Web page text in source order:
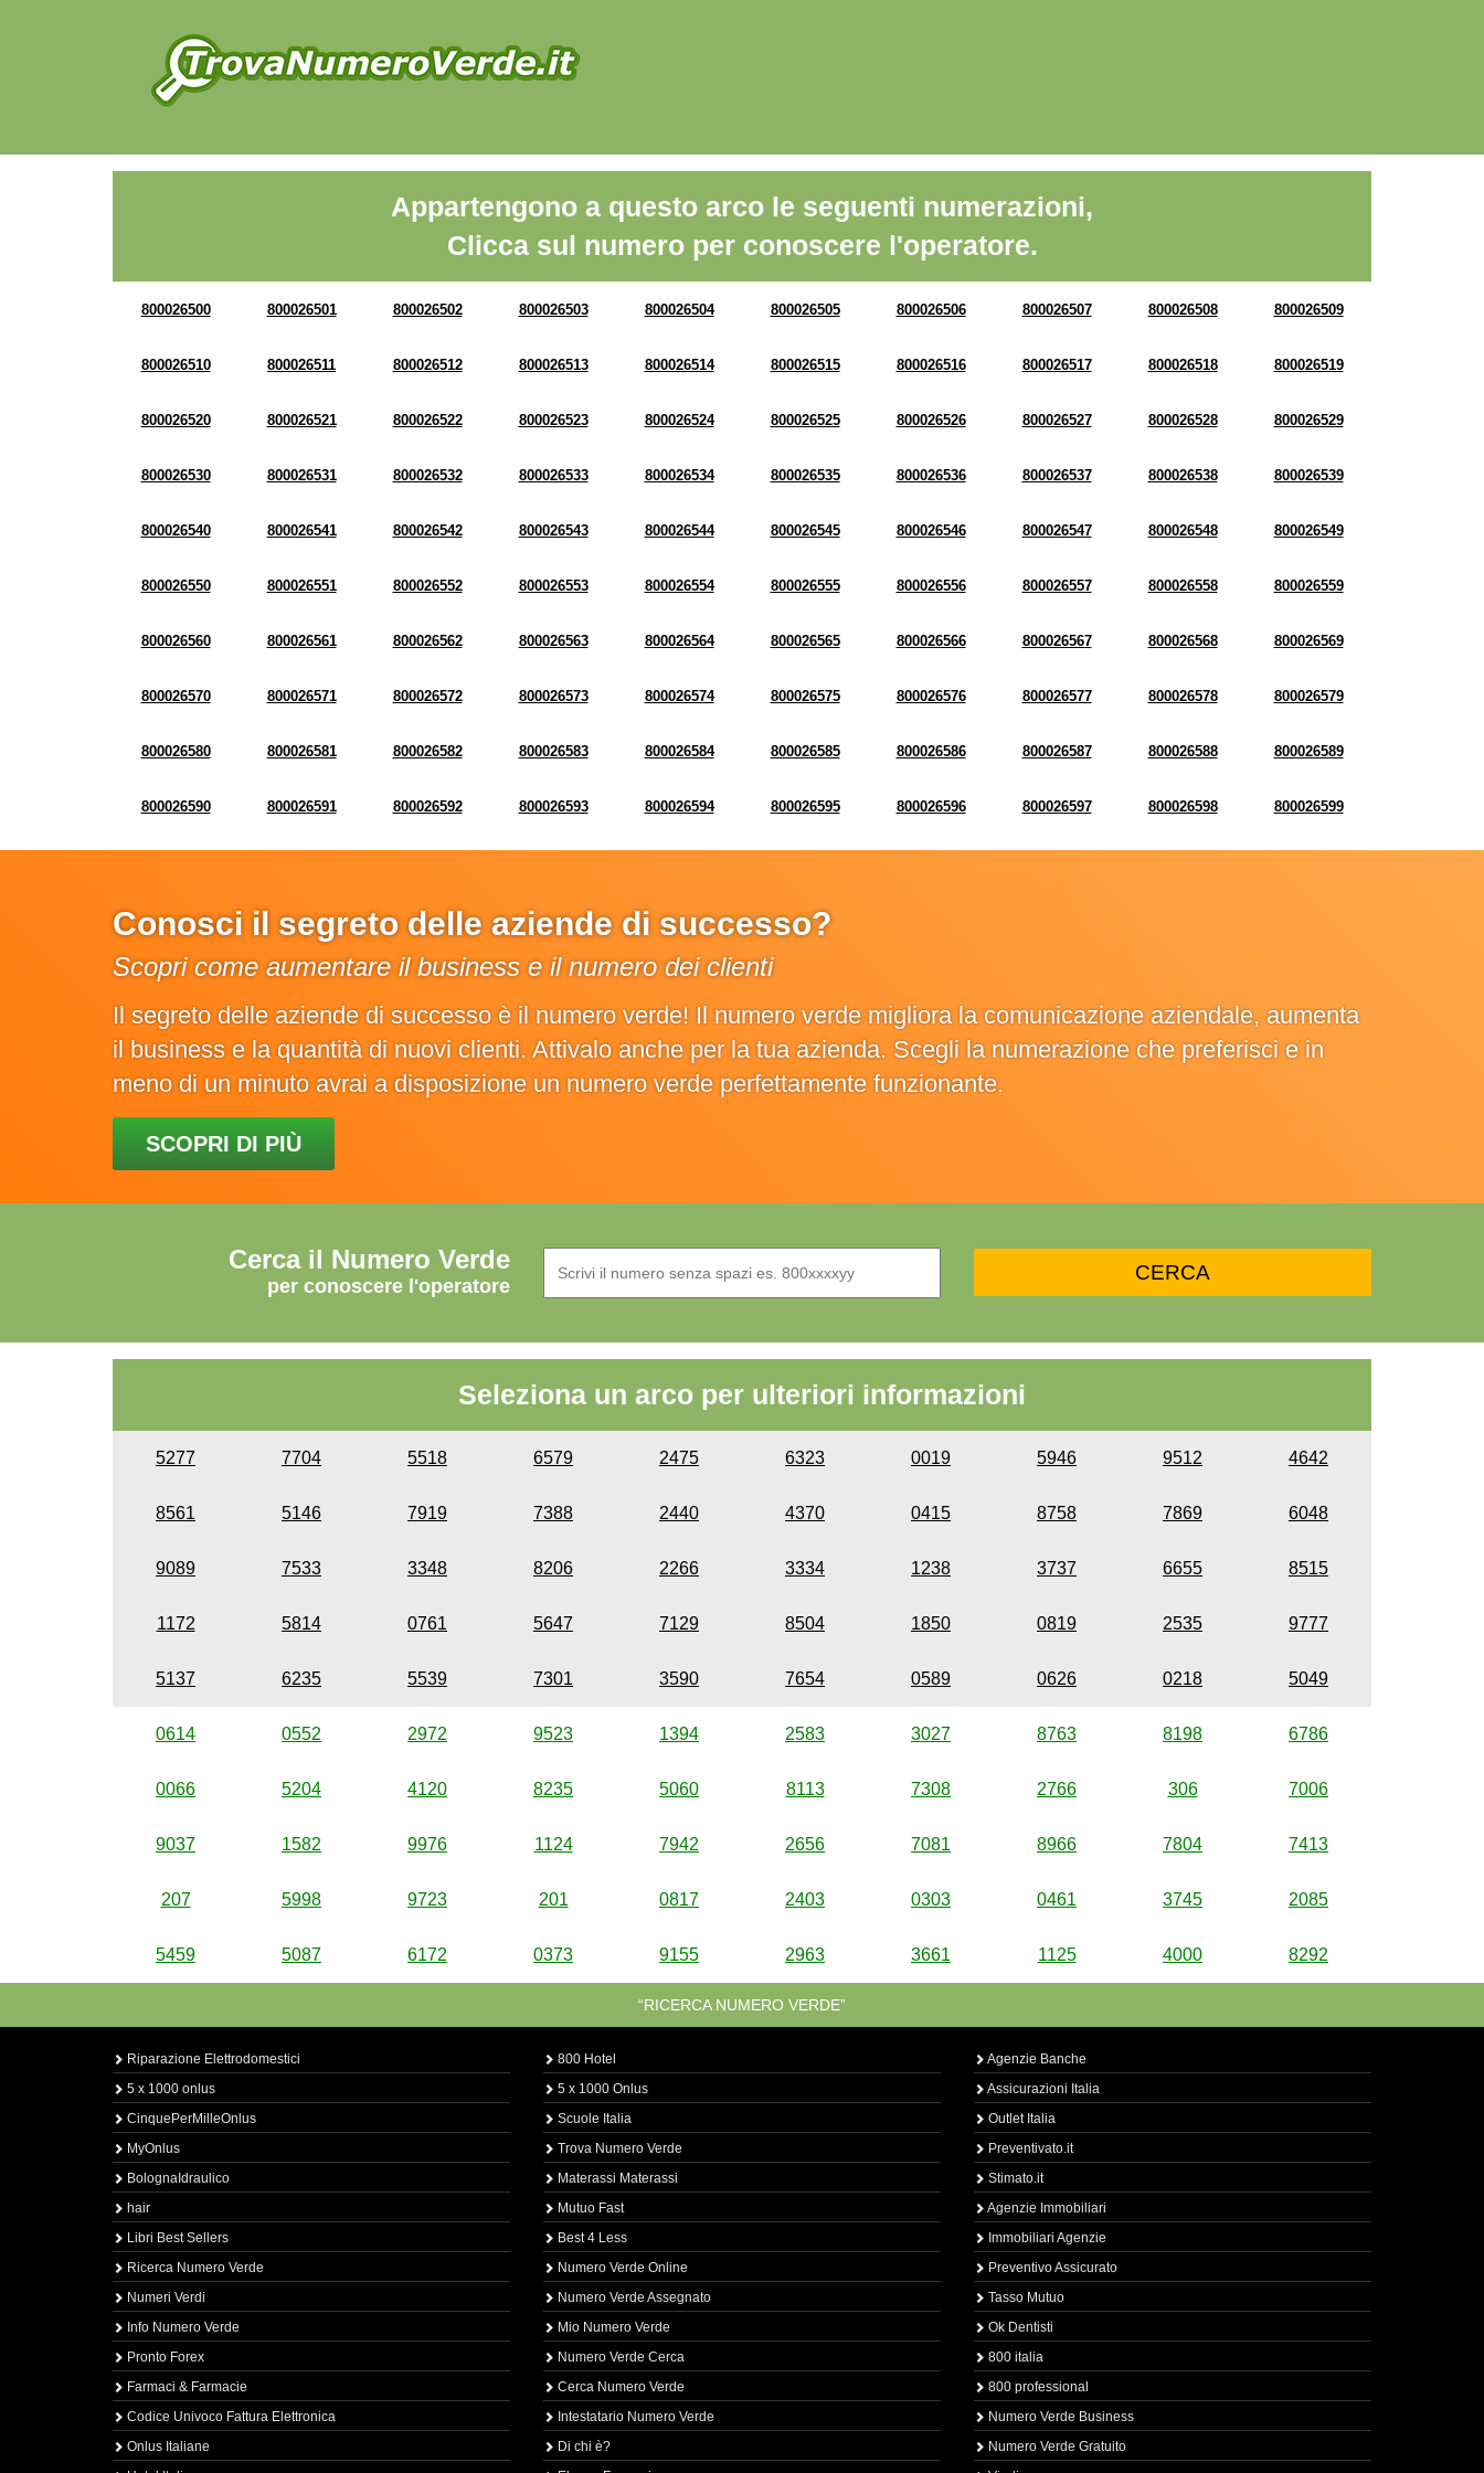
Appartengono a questo arco le seguenti numerazioni,
Clicca sul numero per conoscere l'operatore.
800026500 800026501 800026502 800026503 800026504 800026505 800026506 800026507 800026508 800026509
800026510 800026511 800026512 800026513 800026514 800026515 800026516 800026517 800026518 800026519
800026520 800026521 800026522 800026523 800026524 800026525 800026526 800026527 800026528 800026529
800026530 800026531 800026532 800026533 800026534 800026535 800026536 800026537 800026538 800026539
800026540 800026541 800026542 800026543 800026544 800026545 800026546 800026547 800026548 800026549
800026550 800026551 800026552 800026553 800026554 800026555 800026556 800026557 800026558 800026559
800026560 800026561 800026562 800026563 800026564 800026565 800026566 800026567 800026568 800026569
800026570 800026571 800026572 800026573 800026574 800026575 800026576 800026577 800026578 800026579
800026580 800026581 800026582 800026583 800026584 800026585 800026586 800026587 800026588 800026589
800026590 800026591 800026592 800026593 800026594 800026595 800026596 800026597 800026598 800026599
Conosci il segreto delle aziende di successo?
Scopri come aumentare il business e il numero dei clienti
Il segreto delle aziende di successo è il numero verde! Il numero verde migliora la comunicazione aziendale, aumenta
il business e la quantità di nuovi clienti. Attivalo anche per la tua azienda. Scegli la numerazione che preferisci e in
meno di un minuto avrai a disposizione un numero verde perfettamente funzionante.
SCOPRI DI PIÙ
Cerca il Numero Verde
per conoscere l'operatore
Seleziona un arco per ulteriori informazioni
5277 7704 5518 6579 2475 6323 0019 5946 9512 4642
8561 5146 7919 7388 2440 4370 0415 8758 7869 6048
9089 7533 3348 8206 2266 3334 1238 3737 6655 8515
1172 5814 0761 5647 7129 8504 1850 0819 2535 9777
5137 6235 5539 7301 3590 7654 0589 0626 0218 5049
0614 0552 2972 9523 1394 2583 3027 8763 8198 6786
0066 5204 4120 8235 5060 8113 7308 2766 306 7006
9037 1582 9976 1124 7942 2656 7081 8966 7804 7413
207 5998 9723 201 0817 2403 0303 0461 3745 2085
5459 5087 6172 0373 9155 2963 3661 1125 4000 8292
“RICERCA NUMERO VERDE”
Riparazione Elettrodomestici
5 x 1000 onlus
CinquePerMilleOnlus
MyOnlus
BolognaIdraulico
hair
Libri Best Sellers
Ricerca Numero Verde
Numeri Verdi
Info Numero Verde
Pronto Forex
Farmaci & Farmacie
Codice Univoco Fattura Elettronica
Onlus Italiane
800 Hotel
5 x 1000 Onlus
Scuole Italia
Trova Numero Verde
Materassi Materassi
Mutuo Fast
Best 4 Less
Numero Verde Online
Numero Verde Assegnato
Mio Numero Verde
Numero Verde Cerca
Cerca Numero Verde
Intestatario Numero Verde
Di chi è?
Agenzie Banche
Assicurazioni Italia
Outlet Italia
Preventivato.it
Stimato.it
Agenzie Immobiliari
Immobiliari Agenzie
Preventivo Assicurato
Tasso Mutuo
Ok Dentisti
800 italia
800 professional
Numero Verde Business
Numero Verde Gratuito